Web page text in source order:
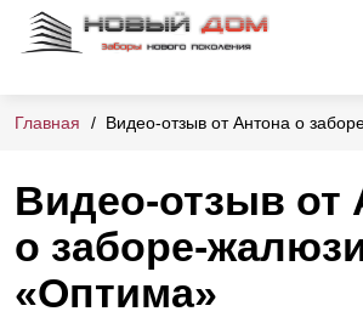
Главная Видео-отзыв от Антона о
Видео-отзыв от
о заборе-
«Оптима»